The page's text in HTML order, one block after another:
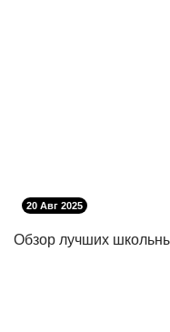
20 Авг 2025
Обзор лучших